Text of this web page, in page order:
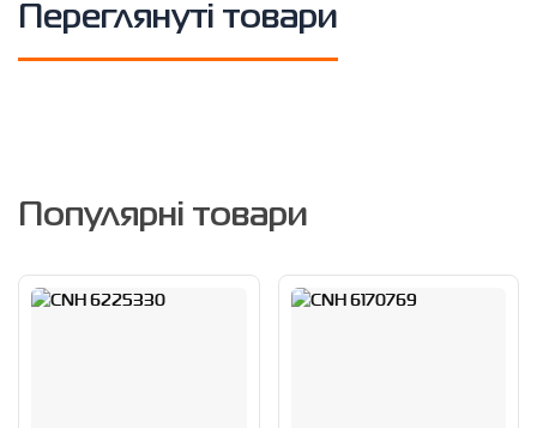
Переглянуті товари
Популярні товари